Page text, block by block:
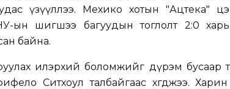
үзүүллээ. Мехико хотын "Ацтека"
ын шигшээ багуудын тоглолт 2:0
байна.
илэрхий боломжийг дүрэм бусаар
Ситхоул талбайгаас хөөгджээ.